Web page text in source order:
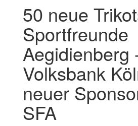
50 neue
Sportfreunde
Aegidienberg
Volksbank
neuer
SFA